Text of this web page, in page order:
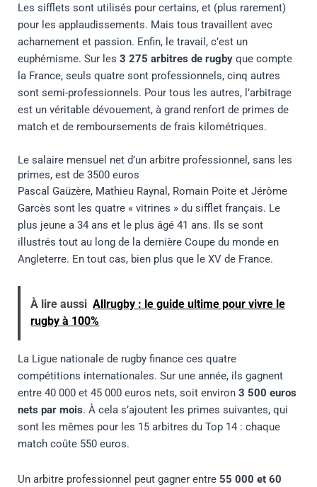
Les sifflets sont utilisés pour certains, et (plus rarement)
pour les applaudissements. Mais tous travaillent avec
acharnement et passion. Enfin, le travail, c’est un
euphémisme. Sur les 3 275 arbitres de rugby que compte
la France, seuls quatre sont professionnels, cinq autres
sont semi-professionnels. Pour tous les autres, l’arbitrage
est un véritable dévouement, à grand renfort de primes de
match et de remboursements de frais kilométriques.
Le salaire mensuel net d’un arbitre professionnel, sans les
primes, est de 3500 euros
Pascal Gaüzère, Mathieu Raynal, Romain Poite et Jérôme
Garcès sont les quatre « vitrines » du sifflet français. Le
plus jeune a 34 ans et le plus âgé 41 ans. Ils se sont
illustrés tout au long de la dernière Coupe du monde en
Angleterre. En tout cas, bien plus que le XV de France.
À lire aussi Allrugby : le guide ultime pour vivre le
rugby à 100%
La Ligue nationale de rugby finance ces quatre
compétitions internationales. Sur une année, ils gagnent
entre 40 000 et 45 000 euros nets, soit environ 3 500 euros
nets par mois. À cela s’ajoutent les primes suivantes, qui
sont les mêmes pour les 15 arbitres du Top 14 : chaque
match coûte 550 euros.
Un arbitre professionnel peut gagner entre55 000 et 60